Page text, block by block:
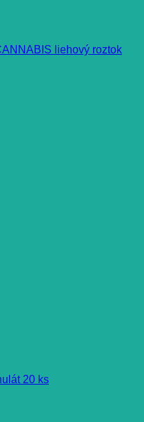
liehový roztok
20 ks